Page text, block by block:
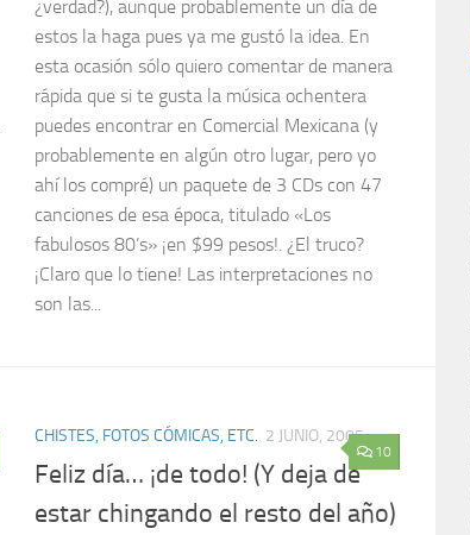
¿verdad?), aunque probablemente un día de
estos la haga pues ya me gustó la idea. En
esta ocasión sólo quiero comentar de manera
rápida que si te gusta la música ochentera
puedes encontrar en Comercial Mexicana (y
probablemente en algún otro lugar, pero yo
ahí los compré) un paquete de 3 CDs con 47
canciones de esa época, titulado «Los
fabulosos 80’s» ¡en $99 pesos!. ¿El truco?
¡Claro que lo tiene! Las interpretaciones no
son las...
10
CHISTES, FOTOS CÓMICAS, ETC. 2 JUNIO, 2005
Feliz día… ¡de todo! (Y deja de
estar chingando el resto del año)